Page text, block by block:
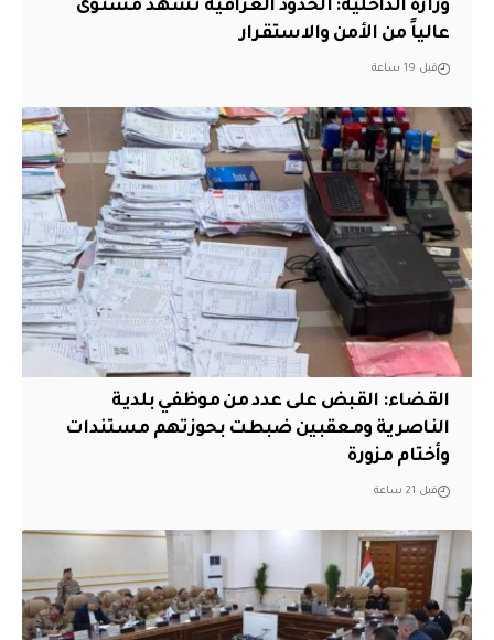
وزارة الداخلية: الحدود العراقية تشهد مستوى
عالياً من الأمن والاستقرار
قبل 19 ساعة
القضاء: القبض على عدد من موظفي بلدية
الناصرية ومعقبين ضبطت بحوزتهم مستندات
وأختام مزورة
قبل 21 ساعة